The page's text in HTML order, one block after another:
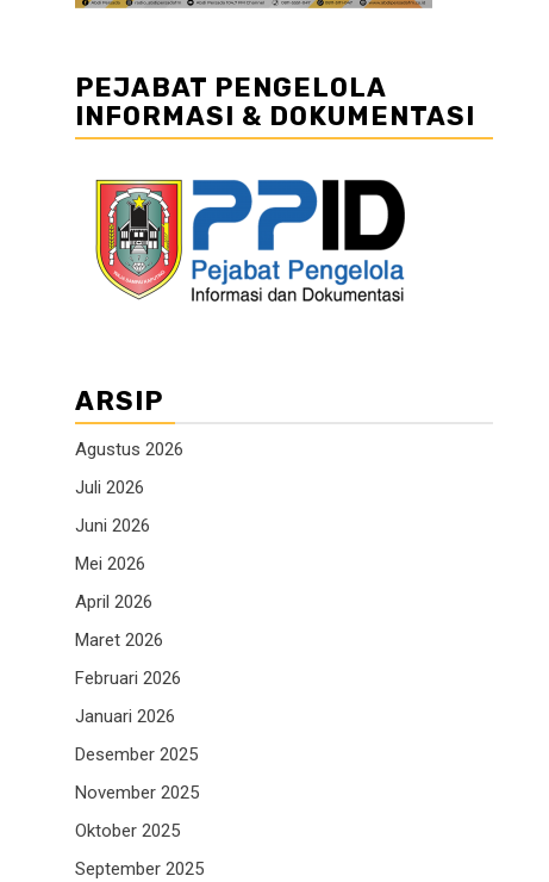
PEJABAT PENGELOLA
INFORMASI & DOKUMENTASI
ARSIP
Agustus 2026
Juli 2026
Juni 2026
Mei 2026
April 2026
Maret 2026
Februari 2026
Januari 2026
Desember 2025
November 2025
Oktober 2025
September 2025